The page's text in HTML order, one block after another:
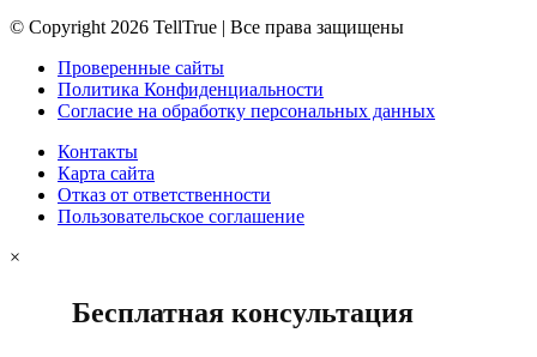
© Copyright 2026 TellTrue | Все права защищены
Проверенные сайты
Политика Конфиденциальности
Согласие на обработку персональных данных
Контакты
Карта сайта
Отказ от ответственности
Пользовательское соглашение
×
Бесплатная консультация